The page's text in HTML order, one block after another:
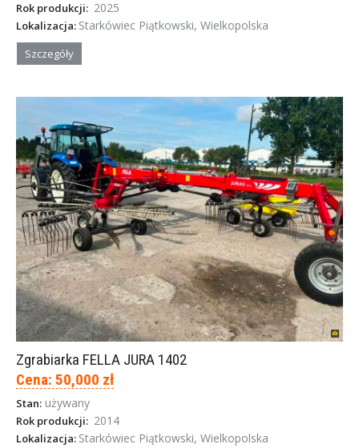
Rok produkcji: 2025
Lokalizacja: Starkówiec Piątkowski, Wielkopolska
Szczegóły
Zgrabiarka FELLA JURA 1402
Cena: 50,000 zł
Stan: używany
Rok produkcji: 2014
Lokalizacja: Starkówiec Piątkowski, Wielkopolska